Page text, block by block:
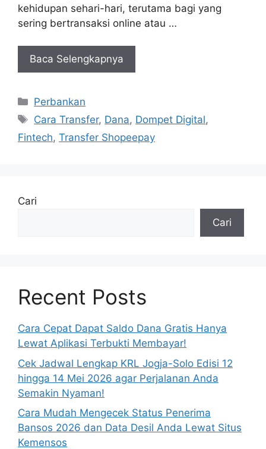
kehidupan sehari-hari, terutama bagi yang
sering bertransaksi online atau …
Baca Selengkapnya
Kategori
Perbankan
Tag
Cara Transfer, Dana, Dompet Digital,
Fintech, Transfer Shopeepay
Cari
Cari
Recent Posts
Cara Cepat Dapat Saldo Dana Gratis Hanya
Lewat Aplikasi Terbukti Membayar!
Cek Jadwal Lengkap KRL Jogja-Solo Edisi 12
hingga 14 Mei 2026 agar Perjalanan Anda
Semakin Nyaman!
Cara Mudah Mengecek Status Penerima
Bansos 2026 dan Data Desil Anda Lewat Situs
Kemensos